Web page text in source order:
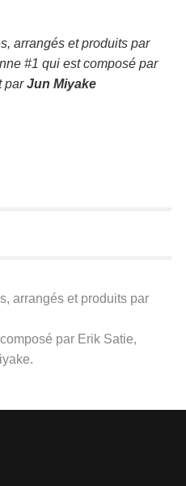
arrangés et produits par
#1 qui est composé par
parJun Miyake
arrangés et produits par
par Erik Satie,